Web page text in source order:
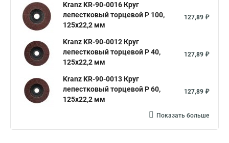
Kranz KR-90-0016 Круг
лепестковый торцевой P 100,
125х22,2 мм
127,89 ₽
Kranz KR-90-0012 Круг
лепестковый торцевой P 40,
125х22,2 мм
127,89 ₽
Kranz KR-90-0013 Круг
лепестковый торцевой P 60,
125х22,2 мм
127,89 ₽
Показать больше